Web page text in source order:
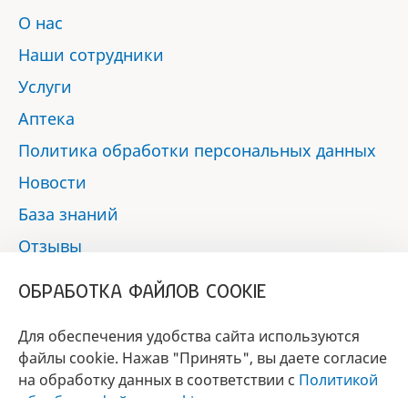
О нас
Наши сотрудники
Услуги
Аптека
Политика обработки персональных данных
Новости
База знаний
Отзывы
БРЕНД
ОБРАБОТКА ФАЙЛОВ COOKIE
Для обеспечения удобства сайта используются
файлы cookie. Нажав "Принять", вы даете согласие
на обработку данных в соответствии с Политикой